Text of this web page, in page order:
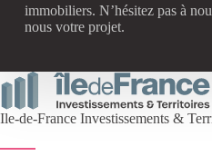
immobiliers. N’hésitez pas à
nous votre projet.
Ile-de-France Investissements &